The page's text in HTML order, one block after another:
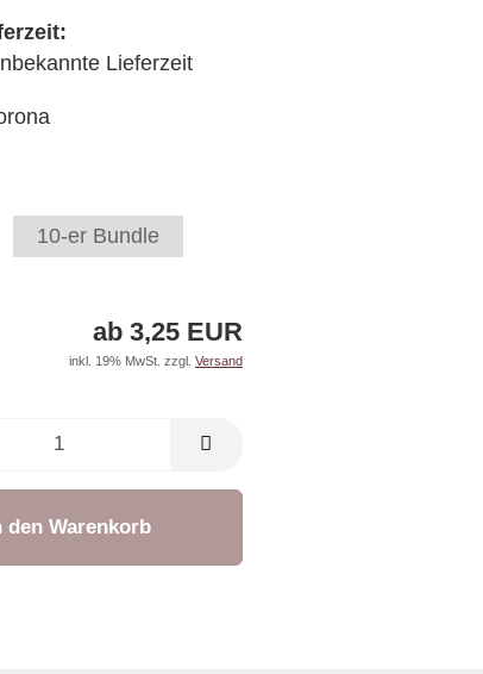
10-er Bundle
ab 3,25 EUR
inkl. 19% MwSt. zzgl. Versand
den Warenkorb